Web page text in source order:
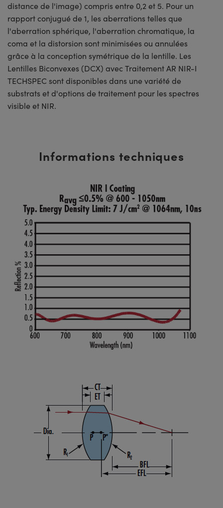
distance de l'image) compris entre 0,2 et 5. Pour un
rapport conjugué de 1, les aberrations telles que
l'aberration sphérique, l'aberration chromatique, la
coma et la distorsion sont minimisées ou annulées
grâce à la conception symétrique de la lentille. Les
Lentilles Biconvexes (DCX) avec Traitement AR NIR-I
TECHSPEC sont disponibles dans une variété de
substrats et d'options de traitement pour les spectres
visible et NIR.
Informations techniques